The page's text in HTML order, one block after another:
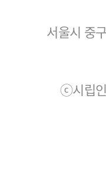
서울시 중
ⓒ시립